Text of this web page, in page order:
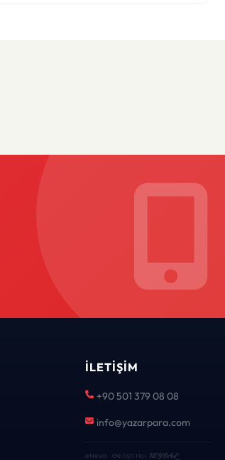
İLETIŞIM
+90 501 379 08 08
info@yazarpara.com
eNews · Geliştirici KEYDAL·